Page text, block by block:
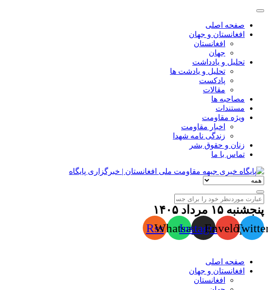
صفحه اصلی
افغانستان و جهان
افغانستان
جهان
تحلیل و یادداشت
تحلیل و یادشت ها
پادکست
مقالات
مصاحبه ها
مستندات
ویژه مقاومت
اخبار مقاومت
زندگی نامه شهدا
زنان و حقوق بشر
تماس با ما
پنجشنبه ۱۵ مرداد ۱۴۰۵
Envelope
Instagram
Whatsapp
Rss
صفحه اصلی
افغانستان و جهان
افغانستان